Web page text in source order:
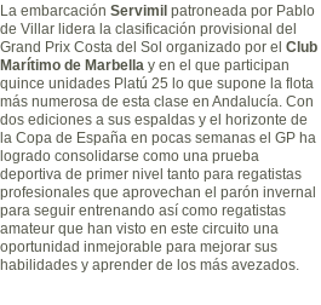
La embarcación Servimil patroneada por Pablo
de Villar lidera la clasificación provisional del
Grand Prix Costa del Sol organizado por el Club
Marítimo de Marbella y en el que participan
quince unidades Platú 25 lo que supone la flota
más numerosa de esta clase en Andalucía. Con
dos ediciones a sus espaldas y el horizonte de
la Copa de España en pocas semanas el GP ha
logrado consolidarse como una prueba
deportiva de primer nivel tanto para regatistas
profesionales que aprovechan el parón invernal
para seguir entrenando así como regatistas
amateur que han visto en este circuito una
oportunidad inmejorable para mejorar sus
habilidades y aprender de los más avezados.